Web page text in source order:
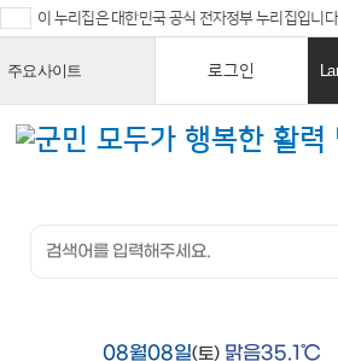
이 누리집은 대한민국 공식 전자정부 누리집입니다.
주요사이트 로그인
08월08일(토) 맑음35.1℃